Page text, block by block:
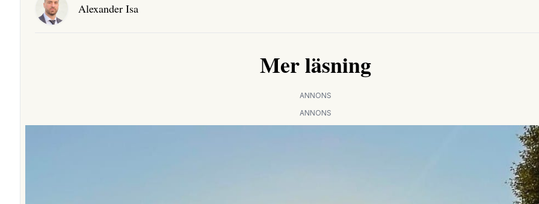
Alexander Isa
Mer läsning
ANNONS
ANNONS